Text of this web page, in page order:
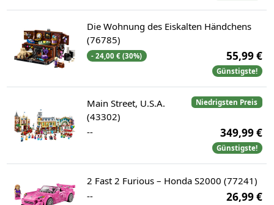
Die Wohnung des Eiskalten Händchens
(76785)
- 24,00 € (30%) 55,99 €
Günstigste!
Niedrigsten Preis
Main Street, U.S.A.
(43302)
--
349,99 €
Günstigste!
2 Fast 2 Furious – Honda S2000 (77241)
--
26,99 €